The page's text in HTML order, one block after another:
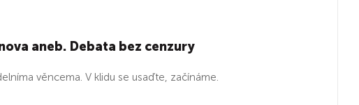
aneb. Debata bez cenzury
věncema. V klidu se usaďte, začínáme.